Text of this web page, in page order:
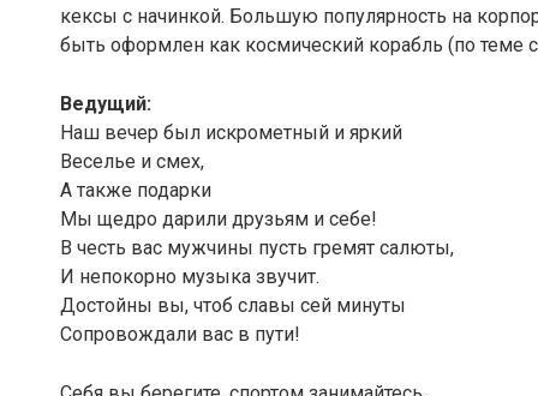
кексы с начинкой. Большую популярность на
быть оформлен как космический корабль (по теме
Ведущий:
Наш вечер был искрометный и яркий
Веселье и смех,
А также подарки
Мы щедро дарили друзьям и себе!
В честь вас мужчины пусть гремят салюты,
И непокорно музыка звучит.
Достойны вы, чтоб славы сей минуты
Сопровождали вас в пути!